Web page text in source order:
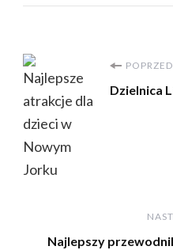
Nawigacja
wpisu
Dzielnica
Najlepszy